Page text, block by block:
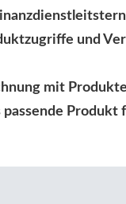
und
mit
Produkt